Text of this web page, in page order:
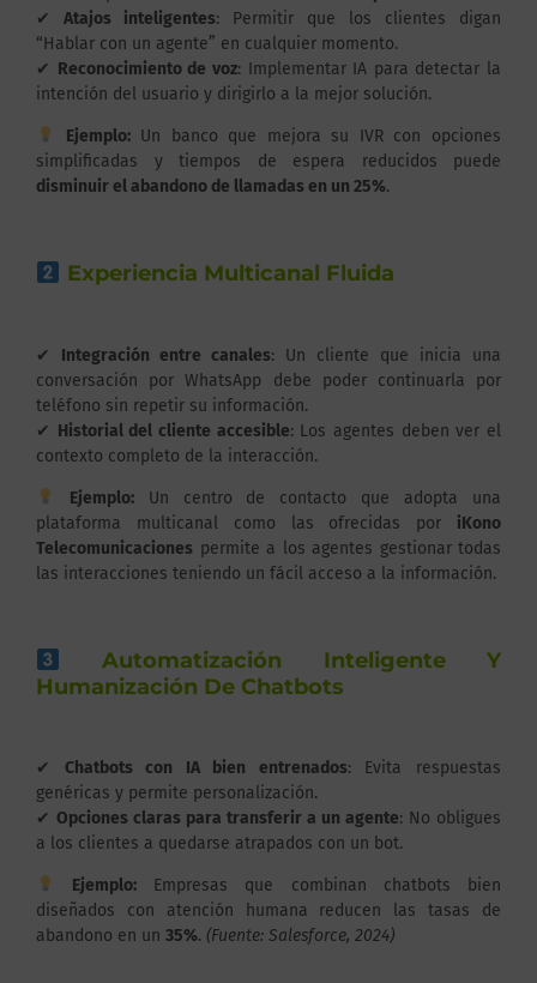
✔ Atajos inteligentes: Permitir que los clientes digan
“Hablar con un agente” en cualquier momento.
✔ Reconocimiento de voz: Implementar IA para detectar la
intención del usuario y dirigirlo a la mejor solución.
Ejemplo:Un banco que mejora su IVR con opciones
simplificadas y tiempos de espera reducidos puede
disminuir el abandono de llamadas en un 25%.
Experiencia Multicanal Fluida
✔ Integración entre canales: Un cliente que inicia una
conversación por WhatsApp debe poder continuarla por
teléfono sin repetir su información.
✔ Historial del cliente accesible: Los agentes deben ver el
contexto completo de la interacción.
Ejemplo:Un centro de contacto que adopta una
plataforma multicanal como las ofrecidas por iKono
Telecomunicaciones permite a los agentes gestionar todas
las interacciones teniendo un fácil acceso a la información.
Automatización Inteligente Y
Humanización De Chatbots
✔ Chatbots con IA bien entrenados: Evita respuestas
genéricas y permite personalización.
✔ Opciones claras para transferir a un agente: No obligues
a los clientes a quedarse atrapados con un bot.
Ejemplo: Empresas que combinan chatbots bien
diseñados con atención humana reducen las tasas de
abandono en un 35%. (Fuente: Salesforce, 2024)